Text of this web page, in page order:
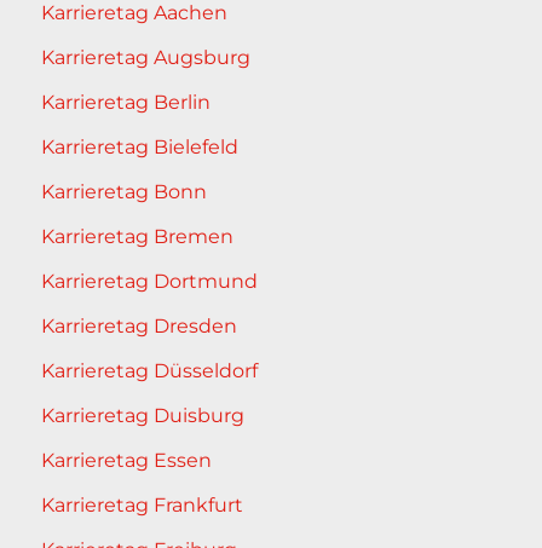
Karrieretag Aachen
Karrieretag Augsburg
Karrieretag Berlin
Karrieretag Bielefeld
Karrieretag Bonn
Karrieretag Bremen
Karrieretag Dortmund
Karrieretag Dresden
Karrieretag Düsseldorf
Karrieretag Duisburg
Karrieretag Essen
Karrieretag Frankfurt